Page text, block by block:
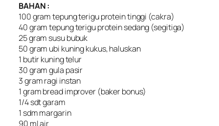
BAHAN :
100 gram tepung terigu protein tinggi (cakra)
40 gram tepung terigu protein sedang (segitiga)
25 gram susu bubuk
50 gram ubi kuning kukus, haluskan
1 butir kuning telur
30 gram gula pasir
3 gram ragi instan
1 gram bread improver (baker bonus)
1/4 sdt garam
1 sdm margarin
90 ml air